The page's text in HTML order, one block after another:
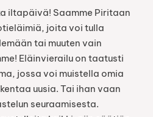
iltapäivä! Saamme Piritaan
joita voi tulla
tai muuten vain
Eläinvierailu on taatusti
jossa voi muistella omia
uusia. Tai ihan vaan
seuraamisesta.